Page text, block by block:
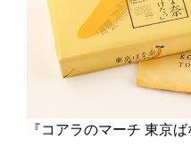
『コアラのマーチ 東京